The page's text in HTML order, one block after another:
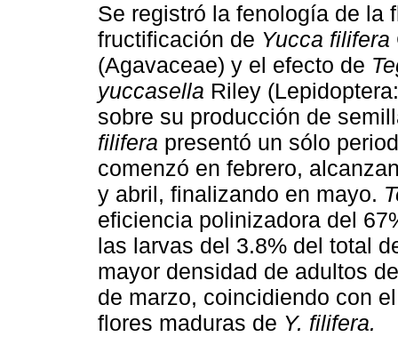
Se registró la fenología de la
fructificación de Yucca filifera
(Agavaceae) y el efecto de
yuccasella Riley
sobre su producción de
filifera presentó un sólo
comenzó en febrero,
y abril, finalizando en mayo.
eficiencia polinizadora del
las larvas del 3.8% del total
mayor densidad de adultos
de marzo, coincidiendo con
flores maduras de Y. filifera.